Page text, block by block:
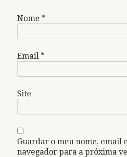
Nome *
Email *
Site
Guardar o meu nome, email
navegador para a próxima